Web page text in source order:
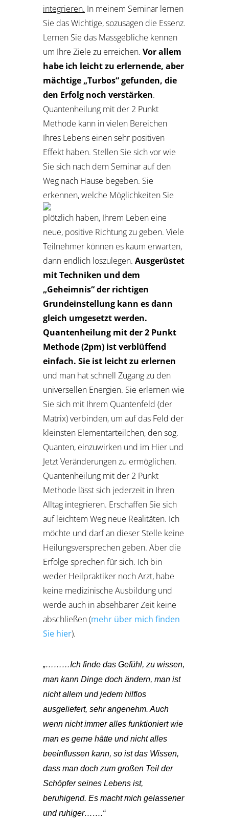
integrieren. In meinem Seminar lernen
Sie das Wichtige, sozusagen die Essenz.
Lernen Sie das Massgebliche kennen
um Ihre Ziele zu erreichen. Vor allem
habe ich leicht zu erlernende, aber
mächtige „Turbos“ gefunden, die
den Erfolg noch verstärken.
Quantenheilung mit der 2 Punkt
Methode kann in vielen Bereichen
Ihres Lebens einen sehr positiven
Effekt haben. Stellen Sie sich vor wie
Sie sich nach dem Seminar auf den
Weg nach Hause begeben. Sie
erkennen, welche Möglichkeiten Sie
plötzlich haben, Ihrem Leben eine
neue, positive Richtung zu geben. Viele
Teilnehmer können es kaum erwarten,
dann endlich loszulegen. Ausgerüstet
mit Techniken und dem
„Geheimnis“ der richtigen
Grundeinstellung kann es dann
gleich umgesetzt werden.
Quantenheilung mit der 2 Punkt
Methode (2pm) ist verblüffend
einfach. Sie ist leicht zu erlernen
und man hat schnell Zugang zu den
universellen Energien. Sie erlernen wie
Sie sich mit Ihrem Quantenfeld (der
Matrix) verbinden, um auf das Feld der
kleinsten Elementarteilchen, den sog.
Quanten, einzuwirken und im Hier und
Jetzt Veränderungen zu ermöglichen.
Quantenheilung mit der 2 Punkt
Methode lässt sich jederzeit in Ihren
Alltag integrieren. Erschaffen Sie sich
auf leichtem Weg neue Realitäten. Ich
möchte und darf an dieser Stelle keine
Heilungsversprechen geben. Aber die
Erfolge sprechen für sich. Ich bin
weder Heilpraktiker noch Arzt, habe
keine medizinische Ausbildung und
werde auch in absehbarer Zeit keine
abschließen (mehr über mich finden
Sie hier).
„………Ich finde das Gefühl, zu wissen,
man kann Dinge doch ändern, man ist
nicht allem und jedem hilflos
ausgeliefert, sehr angenehm. Auch
wenn nicht immer alles funktioniert wie
man es gerne hätte und nicht alles
beeinflussen kann, so ist das Wissen,
dass man doch zum großen Teil der
Schöpfer seines Lebens ist,
beruhigend. Es macht mich gelassener
und ruhiger…….“